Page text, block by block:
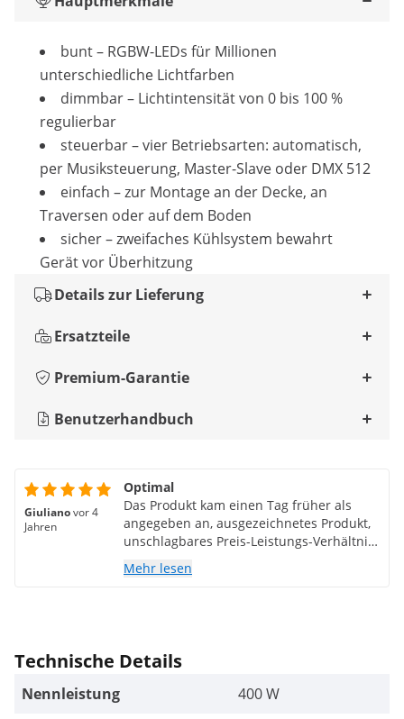
bunt – RGBW-LEDs für Millionen
unterschiedliche Lichtfarben
dimmbar – Lichtintensität von 0 bis 100 %
regulierbar
steuerbar – vier Betriebsarten: automatisch,
per Musiksteuerung, Master-Slave oder DMX 512
einfach – zur Montage an der Decke, an
Traversen oder auf dem Boden
sicher – zweifaches Kühlsystem bewahrt
Gerät vor Überhitzung
Details zur Lieferung
Ersatzteile
Premium-Garantie
Benutzerhandbuch
Giulianovor 4
Jahren
Optimal
Das Produkt kam einen Tag früher als
angegeben an, ausgezeichnetes Produkt,
unschlagbares Preis-Leistungs-Verhältnis,
ziemlich leise
Mehr lesen
Technische Details
Nennleistung
400 W